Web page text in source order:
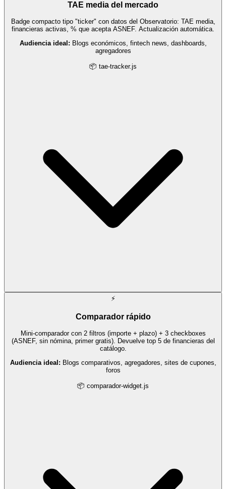
TAE media del mercado
Badge compacto tipo "ticker" con datos del Observatorio: TAE media,
financieras activas, % que acepta ASNEF. Actualización automática.
Audiencia ideal: Blogs económicos, fintech news, dashboards,
agregadores
📦 tae-tracker.js
⚡
Comparador rápido
Mini-comparador con 2 filtros (importe + plazo) + 3 checkboxes
(ASNEF, sin nómina, primer gratis). Devuelve top 5 de financieras del
catálogo.
Audiencia ideal: Blogs comparativos, agregadores, sites de cupones,
foros
📦 comparador-widget.js